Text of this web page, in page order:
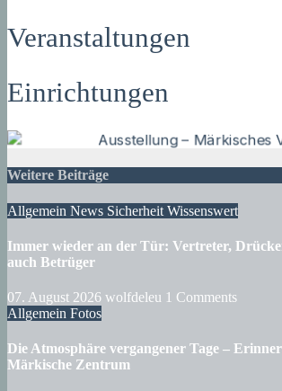
Veranstaltungen
Einrichtungen
Weitere Beiträge
Allgemein News Sicherheit Wissenswert
Immer wieder an der Tür: Vertreter,
auch Betrüger
07. August 2026 wolfdeleu 1 Comments
Allgemein Fotos
Die Atmosphäre vergangener Tage –
Märkische Zentrum